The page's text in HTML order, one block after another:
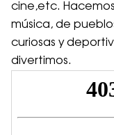
cine,etc.
música, de
curiosas y
divertimos.